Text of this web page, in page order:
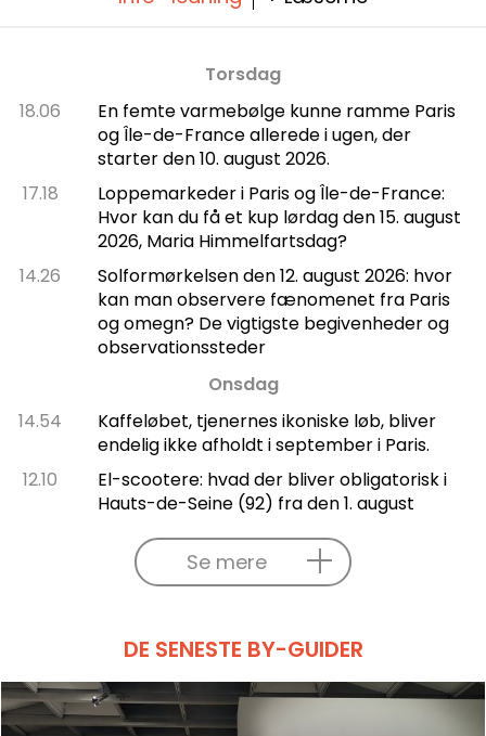
Torsdag
18.06
En femte varmebølge kunne ramme Paris
og Île-de-France allerede i ugen, der
starter den 10. august 2026.
17.18
Loppemarkeder i Paris og Île-de-France:
Hvor kan du få et kup lørdag den 15. august
2026, Maria Himmelfartsdag?
14.26
Solformørkelsen den 12. august 2026: hvor
kan man observere fænomenet fra Paris
og omegn? De vigtigste begivenheder og
observationssteder
Onsdag
14.54
Kaffeløbet, tjenernes ikoniske løb, bliver
endelig ikke afholdt i september i Paris.
12.10
El-scootere: hvad der bliver obligatorisk i
Hauts-de-Seine (92) fra den 1. august
Se mere
DE SENESTE BY-GUIDER